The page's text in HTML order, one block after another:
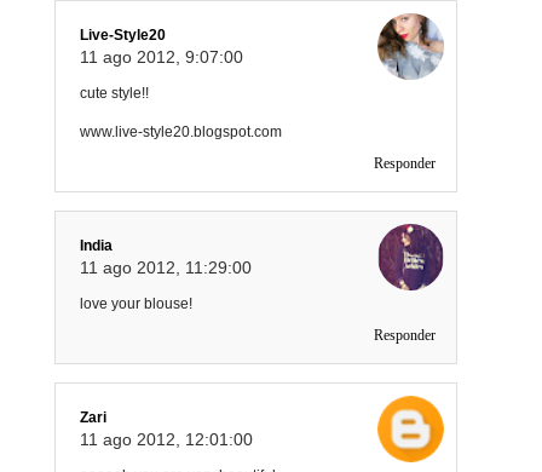
Live-Style20
11 ago 2012, 9:07:00
cute style!!
www.live-style20.blogspot.com
Responder
India
11 ago 2012, 11:29:00
love your blouse!
Responder
Zari
11 ago 2012, 12:01:00